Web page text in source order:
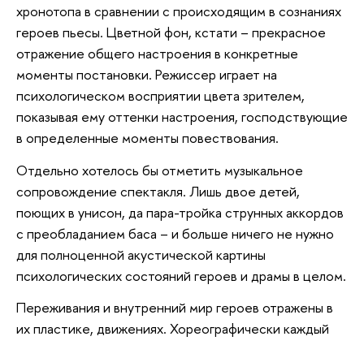
хронотопа в сравнении с происходящим в сознаниях
героев пьесы. Цветной фон, кстати – прекрасное
отражение общего настроения в конкретные
моменты постановки. Режиссер играет на
психологическом восприятии цвета зрителем,
показывая ему оттенки настроения, господствующие
в определенные моменты повествования.
Отдельно хотелось бы отметить музыкальное
сопровождение спектакля. Лишь двое детей,
поющих в унисон, да пара-тройка струнных аккордов
с преобладанием баса – и больше ничего не нужно
для полноценной акустической картины
психологических состояний героев и драмы в целом.
Переживания и внутренний мир героев отражены в
их пластике, движениях. Хореографически каждый